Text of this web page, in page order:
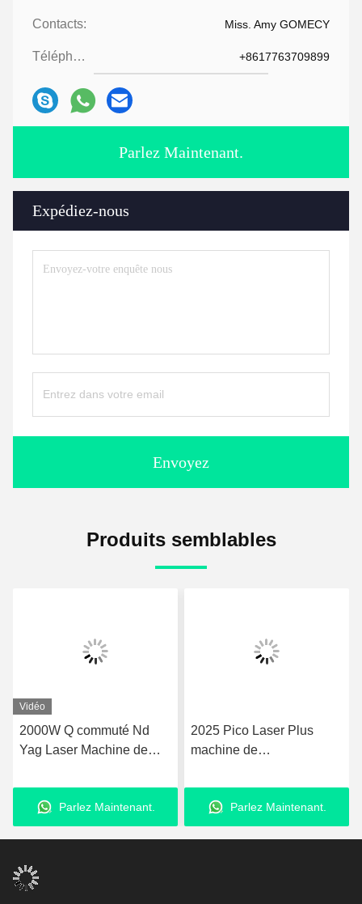
Contacts: Miss. Amy GOMECY
Téléphone: +8617763709899
Parlez Maintenant.
Expédiez-nous
Envoyez
Produits semblables
Vidéo
2000W Q commuté Nd
Yag Laser Machine de
Avec écran tactile LCD
Parlez Maintenant.
2025 Pico Laser Plus
machine de
Nd Yag Laser 755nm Pico
deuxième machine laser
Parlez Maintenant.